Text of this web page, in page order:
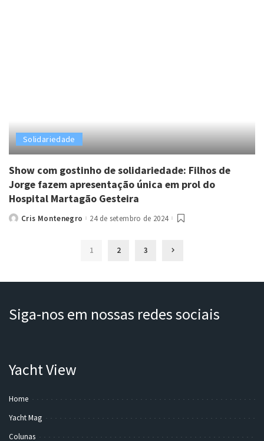
Solidariedade
Show com gostinho de solidariedade: Filhos de
Jorge fazem apresentação única em prol do
Hospital Martagão Gesteira
PostedCris Montenegro 24 de setembro de 2024
1 2 3
Siga-nos em nossas redes sociais
Yacht View
Home
Yacht Mag
Colunas